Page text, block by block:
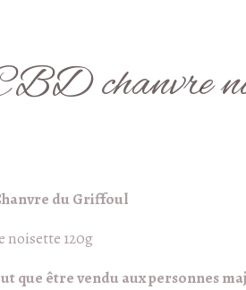
chanvre
du Griffoul
noisette 120g
que être vendu aux personnes